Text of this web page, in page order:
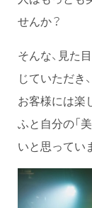
せんか？
そんな、見た
じていただき、
お客様には楽
ふと自分の「
いと思ってい